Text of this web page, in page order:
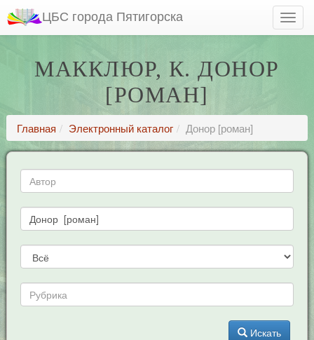
ЦБС города Пятигорска
МАККЛЮР, К. ДОНОР
[РОМАН]
Главная Электронный каталог Донор [роман]
Искать